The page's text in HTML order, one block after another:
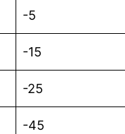
-5
-15
-25
-45